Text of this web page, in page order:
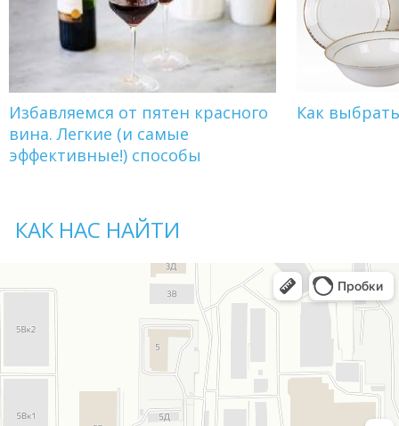
Избавляемся от пятен красного
вина. Легкие (и самые
эффективные!) способы
Как
КАК НАС НАЙТИ